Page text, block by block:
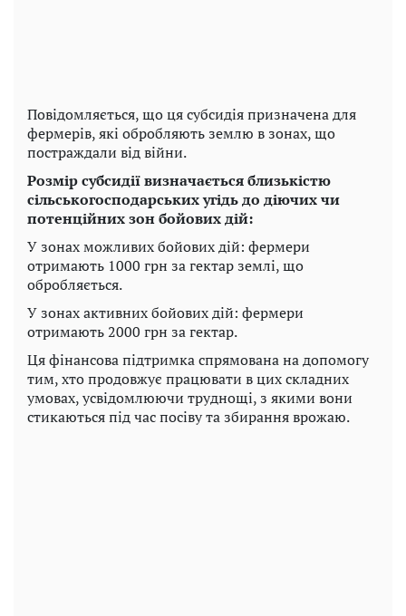
Повідомляється, що ця субсидія призначена для
фермерів, які обробляють землю в зонах, що
постраждали від війни.
Розмір субсидії визначається близькістю
сільськогосподарських угідь до діючих чи
потенційних зон бойових дій:
У зонах можливих бойових дій: фермери
отримають 1000 грн за гектар землі, що
обробляється.
У зонах активних бойових дій: фермери
отримають 2000 грн за гектар.
Ця фінансова підтримка спрямована на допомогу
тим, хто продовжує працювати в цих складних
умовах, усвідомлюючи труднощі, з якими вони
стикаються під час посіву та збирання врожаю.